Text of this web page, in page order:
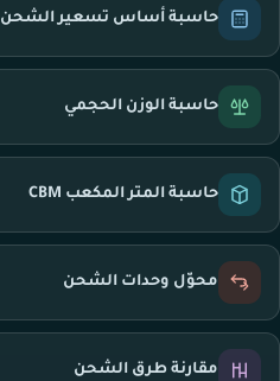
حاسبة أساس تسعير الشحن
حاسبة الوزن الحجمي
حاسبة المتر المكعب CBM
محوّل وحدات الشحن
مقارنة طرق الشحن